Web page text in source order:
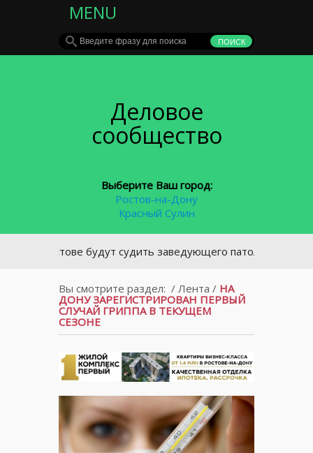
MENU
Деловое
сообщество
Выберите Ваш город:
Ростов-на-Дону
Красный Сулин
В Ростове будут судить заведующего
Вы смотрите раздел: / Лента / НА
ДОНУ ЗАРЕГИСТРИРОВАН ПЕРВЫЙ
СЛУЧАЙ ГРИППА В ТЕКУЩЕМ
СЕЗОНЕ